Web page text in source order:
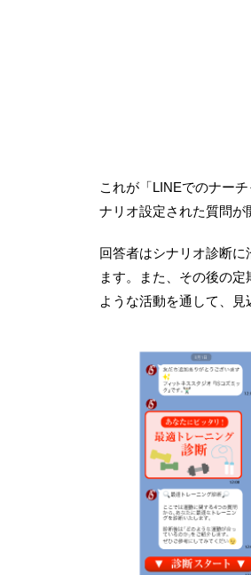
これが「LINEでのナー
ナリオ設定された質問が
回答者はシナリオ診断
ます。また、その後の
ような活動を通して、